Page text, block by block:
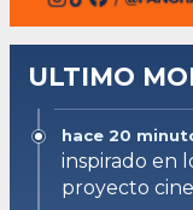
ULTIMO
hace 20
inspirado en
proyecto